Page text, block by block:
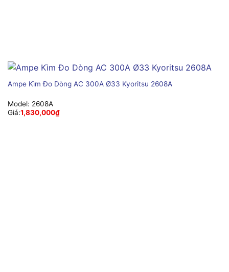
Ampe Kìm Đo Dòng AC 300A Ø33 Kyoritsu 2608A
Model: 2608A
Giá:1,830,000₫